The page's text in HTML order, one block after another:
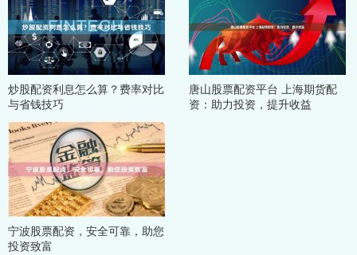
炒股配资利息怎么算？费率对比
与省钱技巧
唐山股票配资平台 上海期货配
资：助力投资，提升收益
宁波股票配资，安全可靠，助您
投资致富